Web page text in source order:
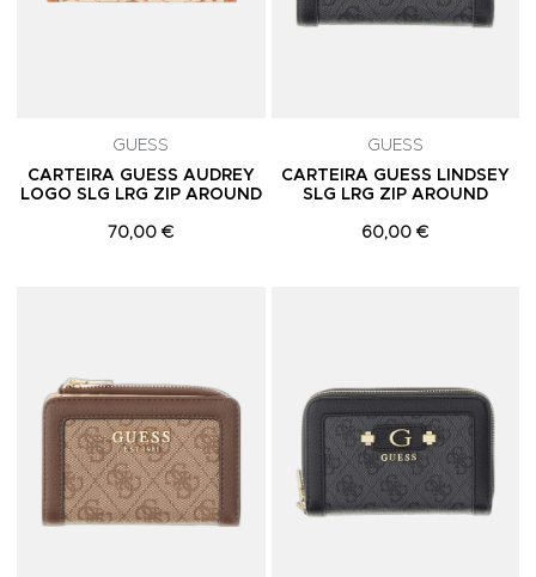
GUESS
CARTEIRA GUESS AUDREY
LOGO SLG LRG ZIP AROUND
70,00 €
GUESS
CARTEIRA GUESS LINDSEY
SLG LRG ZIP AROUND
60,00 €